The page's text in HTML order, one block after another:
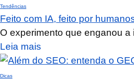
Tendências
Feito com IA, feito por
O experimento que enganou
Leia mais
Dicas